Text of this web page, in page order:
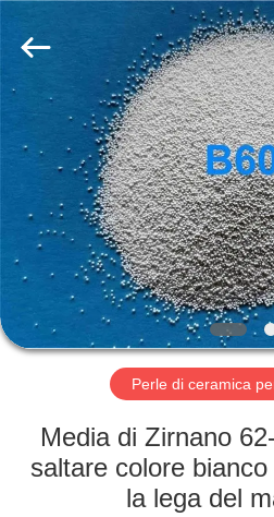
CASA
PRODOTTI
VIDEO
CIRCA
NOI
GIRO
DELLA
FABBRICA
Abrasive
Import&Export
Reserved.
Perle di ceramica
Media di Zirnano
saltare colore
la lega del